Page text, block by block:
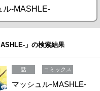
」の検索結果
話 コミックス
マッシュル-MASHLE-